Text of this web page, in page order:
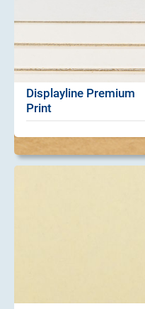
Displayline Premium
Print